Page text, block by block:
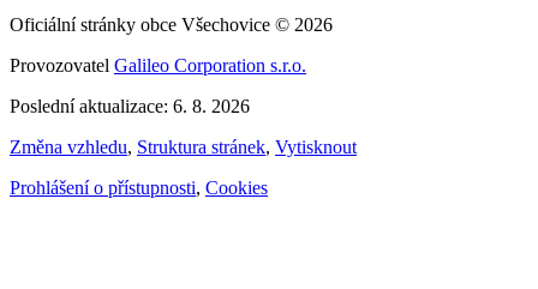
Oficiální stránky obce Všechovice © 2026
Provozovatel Galileo Corporation s.r.o.
Poslední aktualizace: 6. 8. 2026
Změna vzhledu, Struktura stránek, Vytisknout
Prohlášení o přístupnosti, Cookies